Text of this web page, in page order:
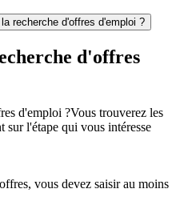
recherche d'offres d'emploi ?
d'offres
d'emploi ?Vous trouverez les
sur l'étape qui vous intéresse
vous devez saisir au moins